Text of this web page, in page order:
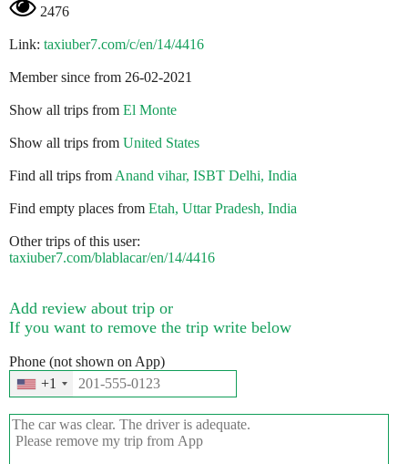
2476
Link: taxiuber7.com/c/en/14/4416
Member since from 26-02-2021
Show all trips from El Monte
Show all trips from United States
Find all trips from Anand vihar, ISBT Delhi, India
Find empty places from Etah, Uttar Pradesh, India
Other trips of this user:
taxiuber7.com/blablacar/en/14/4416
Add review about trip or
If you want to remove the trip write below
Phone (not shown on App)
+1